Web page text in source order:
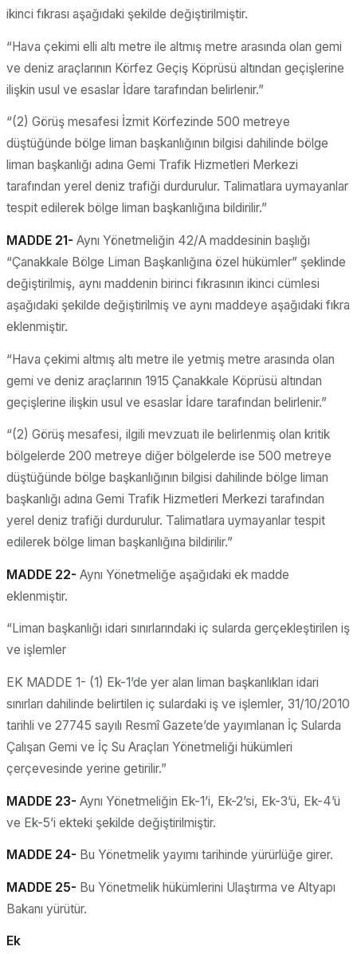
ikinci fıkrası aşağıdaki şekilde değiştirilmiştir.
“Hava çekimi elli altı metre ile altmış metre arasında olan gemi
ve deniz araçlarının Körfez Geçiş Köprüsü altından geçişlerine
ilişkin usul ve esaslar İdare tarafından belirlenir.”
“(2) Görüş mesafesi İzmit Körfezinde 500 metreye
düştüğünde bölge liman başkanlığının bilgisi dahilinde bölge
liman başkanlığı adına Gemi Trafik Hizmetleri Merkezi
tarafından yerel deniz trafiği durdurulur. Talimatlara uymayanlar
tespit edilerek bölge liman başkanlığına bildirilir.”
MADDE 21- Aynı Yönetmeliğin 42/A maddesinin başlığı
“Çanakkale Bölge Liman Başkanlığına özel hükümler” şeklinde
değiştirilmiş, aynı maddenin birinci fıkrasının ikinci cümlesi
aşağıdaki şekilde değiştirilmiş ve aynı maddeye aşağıdaki fıkra
eklenmiştir.
“Hava çekimi altmış altı metre ile yetmiş metre arasında olan
gemi ve deniz araçlarının 1915 Çanakkale Köprüsü altından
geçişlerine ilişkin usul ve esaslar İdare tarafından belirlenir.”
“(2) Görüş mesafesi, ilgili mevzuatı ile belirlenmiş olan kritik
bölgelerde 200 metreye diğer bölgelerde ise 500 metreye
düştüğünde bölge başkanlığının bilgisi dahilinde bölge liman
başkanlığı adına Gemi Trafik Hizmetleri Merkezi tarafından
yerel deniz trafiği durdurulur. Talimatlara uymayanlar tespit
edilerek bölge liman başkanlığına bildirilir.”
MADDE 22- Aynı Yönetmeliğe aşağıdaki ek madde
eklenmiştir.
“Liman başkanlığı idari sınırlarındaki iç sularda gerçekleştirilen iş
ve işlemler
EK MADDE 1- (1) Ek-1’de yer alan liman başkanlıkları idari
sınırları dahilinde belirtilen iç sulardaki iş ve işlemler, 31/10/2010
tarihli ve 27745 sayılı Resmî Gazete’de yayımlanan İç Sularda
Çalışan Gemi ve İç Su Araçları Yönetmeliği hükümleri
çerçevesinde yerine getirilir.”
MADDE 23- Aynı Yönetmeliğin Ek-1’i, Ek-2’si, Ek-3’ü, Ek-4’ü
ve Ek-5’i ekteki şekilde değiştirilmiştir.
MADDE 24- Bu Yönetmelik yayımı tarihinde yürürlüğe girer.
MADDE 25- Bu Yönetmelik hükümlerini Ulaştırma ve Altyapı
Bakanı yürütür.
Ek